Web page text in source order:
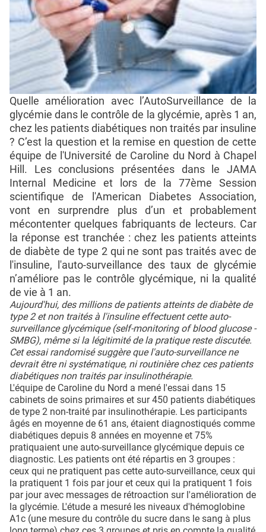
Quelle amélioration avec l’AutoSurveillance de la
glycémie dans le contrôle de la glycémie, après 1 an,
chez les patients diabétiques non traités par insuline
? C’est la question et la remise en question de cette
équipe de l'Université de Caroline du Nord à Chapel
Hill. Les conclusions présentées dans le JAMA
Internal Medicine et lors de la 77ème Session
scientifique de l'American Diabetes Association,
vont en surprendre plus d’un et probablement
mécontenter quelques fabriquants de lecteurs. Car
la réponse est tranchée : chez les patients atteints
de diabète de type 2 qui ne sont pas traités avec de
l'insuline, l'auto-surveillance des taux de glycémie
n’améliore pas le contrôle glycémique, ni la qualité
de vie à 1 an.
Aujourd'hui, des millions de patients atteints de diabète de
type 2 et non traités à l'insuline effectuent cette auto-
surveillance glycémique (self-monitoring of blood glucose -
SMBG), même si la légitimité de la pratique reste discutée.
Cet essai randomisé suggère que l'auto-surveillance ne
devrait être ni systématique, ni routinière chez ces patients
diabétiques non traités par insulinothérapie.
L'équipe de Caroline du Nord a mené l'essai dans 15
cabinets de soins primaires et sur 450 patients diabétiques
de type 2 non-traité par insulinothérapie. Les participants
âgés en moyenne de 61 ans, étaient diagnostiqués comme
diabétiques depuis 8 années en moyenne et 75%
pratiquaient une auto-surveillance glycémique depuis ce
diagnostic. Les patients ont été répartis en 3 groupes :
ceux qui ne pratiquent pas cette auto-surveillance, ceux qui
la pratiquent 1 fois par jour et ceux qui la pratiquent 1 fois
par jour avec messages de rétroaction sur l'amélioration de
la glycémie. L'étude a mesuré les niveaux d'hémoglobine
A1c (une mesure du contrôle du sucre dans le sang à plus